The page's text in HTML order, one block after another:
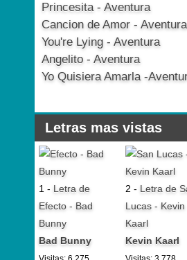
Princesita - Aventura
Cancion de Amor - Aventura
You're Lying - Aventura
Angelito - Aventura
Yo Quisiera Amarla -
Letras mas vistas
1 - Letra de
Efecto - Bad
Bunny
Bad Bunny
2 - Letra de
Lucas - Kevin
Kaarl
Kevin Kaarl